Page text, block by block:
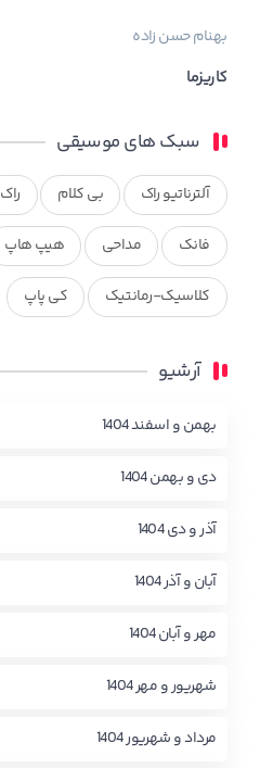
بهنام حسن زاده
کاریزما
سبک های موسیقی
آلترناتیو راک بی کلام راک
فانک مداحی هیپ هاپ
کلاسیک-رمانتیک کی پاپ
آرشیو
بهمن و اسفند 1404
دی و بهمن 1404
آذر و دی 1404
آبان و آذر 1404
مهر و آبان 1404
شهریور و مهر 1404
مرداد و شهریور 1404